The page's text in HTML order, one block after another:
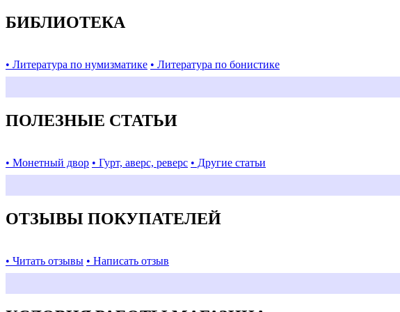
БИБЛИОТЕКА
• Литература по нумизматике • Литература по бонистике
ПОЛЕЗНЫЕ СТАТЬИ
• Монетный двор • Гурт, аверс, реверс • Другие статьи
ОТЗЫВЫ ПОКУПАТЕЛЕЙ
• Читать отзывы • Написать отзыв